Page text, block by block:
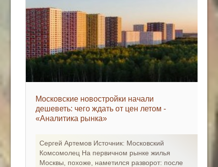
Московские новостройки начали
дешеветь: чего ждать от цен летом -
«Аналитика рынка»
Сергей Артемов Источник: Московский
Комсомолец На первичном рынке жилья
Москвы, похоже, наметился разворот: после